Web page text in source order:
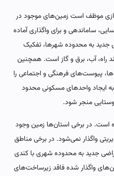
موظف است زمین‌های موجود در
ساماندهی و برای واگذاری آماده
جدید به محدوده شهرها، تفکیک
راه، آب، برق و گاز است. همچنین
پیوست‌های فرهنگی و اجتماعی را
به ایجاد واحدهای مسکونی محدود
منجر شود.
است. در برخی استان‌ها زمین وجود
واگذار نمی‌شود. در برخی مناطق
جدید به محدوده شهری با کندی
واگذار شده فاقد زیرساخت‌های